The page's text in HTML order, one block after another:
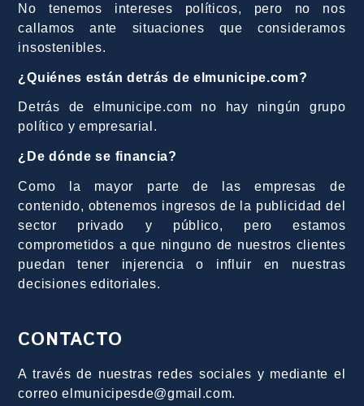
No tenemos intereses políticos, pero no nos
callamos ante situaciones que consideramos
insostenibles.
¿Quiénes están detrás de elmunicipe.com?
Detrás de elmunicipe.com no hay ningún grupo
político y empresarial.
¿De dónde se financia?
Como la mayor parte de las empresas de
contenido, obtenemos ingresos de la publicidad del
sector privado y público, pero estamos
comprometidos a que ninguno de nuestros clientes
puedan tener injerencia o influir en nuestras
decisiones editoriales.
CONTACTO
A través de nuestras redes sociales y mediante el
correo elmunicipesde@gmail.com.